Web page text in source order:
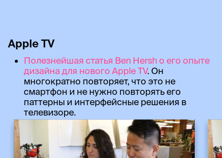
Apple TV
Полезнейшая статья Ben Hersh о его опыте
дизайна для нового Apple TV. Он
многократно повторяет, что это не
смартфон и не нужно повторять его
паттерны и интерфейсные решения в
телевизоре.